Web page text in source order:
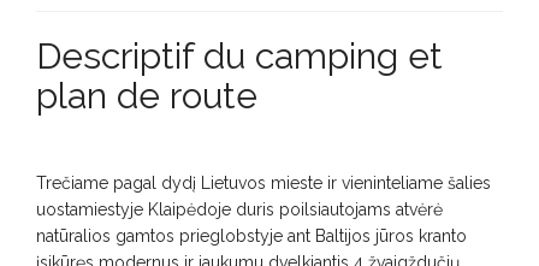
Descriptif du camping et
plan de route
Trečiame pagal dydį Lietuvos mieste ir vieninteliame šalies
uostamiestyje Klaipėdoje duris poilsiautojams atvėrė
natūralios gamtos prieglobstyje ant Baltijos jūros kranto